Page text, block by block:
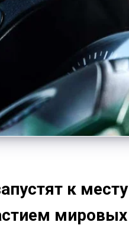
к